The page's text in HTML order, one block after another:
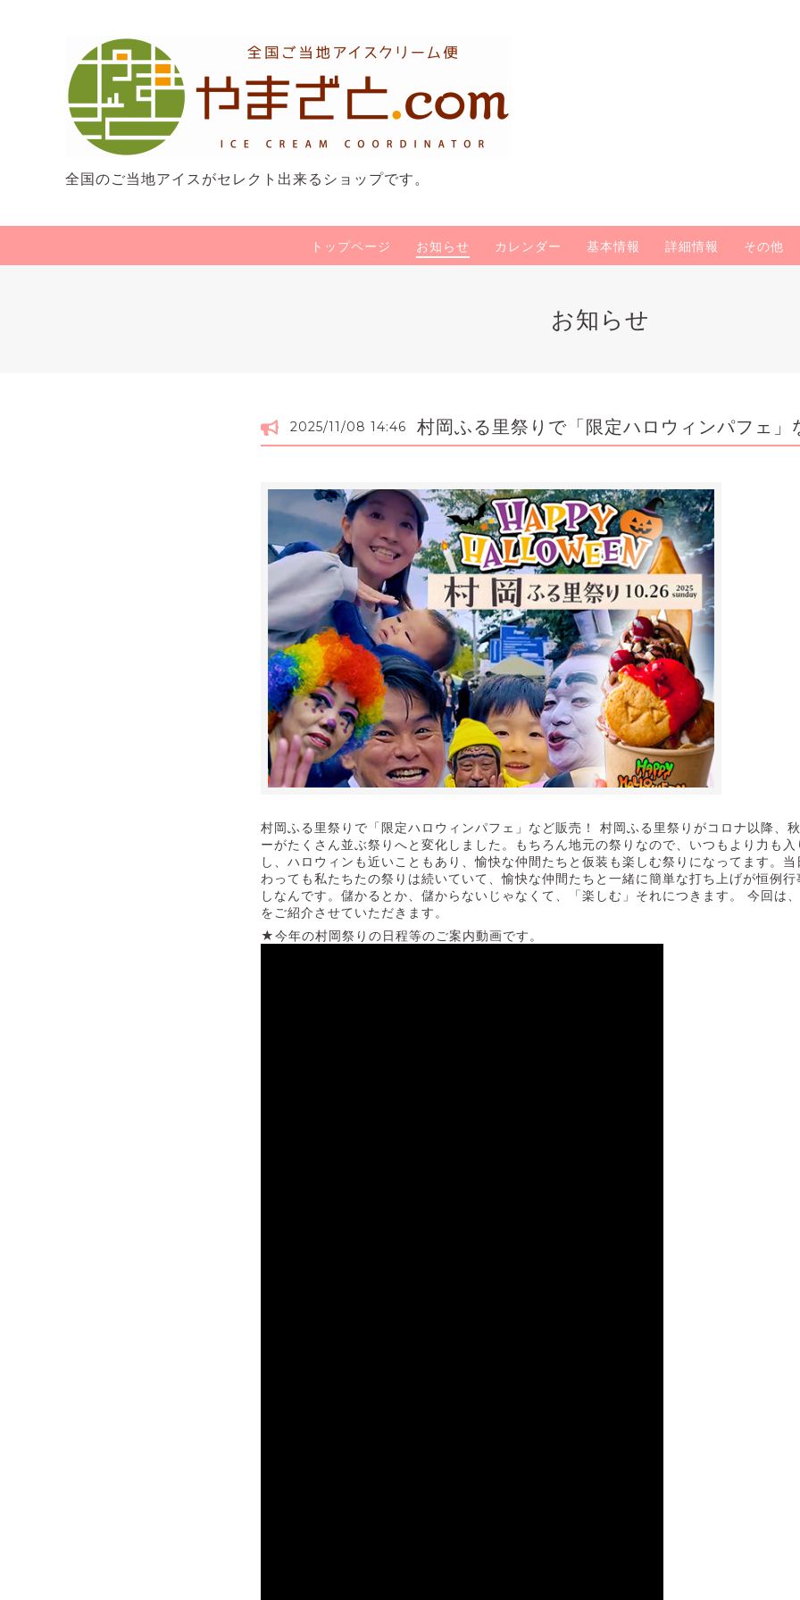
全国のご当地アイスがセレクト出来るショップです。
トップページ お知らせ カレンダー 基本情報 詳細情報 その他
お知らせ
2025/11/08 14:46 村岡ふる里祭りで「限定ハロウィンパフェ」
村岡ふる里祭りで「限定ハロウィンパフェ」など販売！ 村岡ふる里祭りがコロナ以降、
ーがたくさん並ぶ祭りへと変化しました。もちろん地元の祭りなので、いつもより力も
し、ハロウィンも近いこともあり、愉快な仲間たちと仮装も楽しむ祭りになってます。
わっても私たちたの祭りは続いていて、愉快な仲間たちと一緒に簡単な打ち上げが恒例
しなんです。儲かるとか、儲からないじゃなくて、「楽しむ」それにつきます。 今回は
をご紹介させていただきます。
★今年の村岡祭りの日程等のご案内動画です。